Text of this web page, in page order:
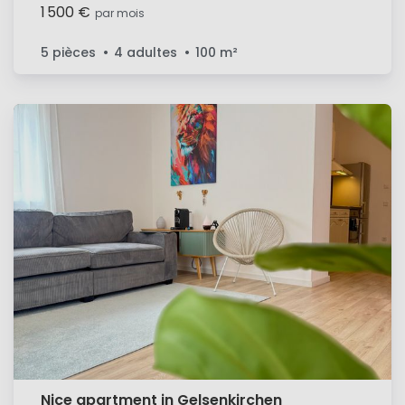
1 500 € par mois
5 pièces 4 adultes 100 m²
Nice apartment in Gelsenkirchen